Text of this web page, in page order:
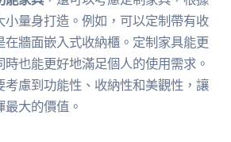
小量身打造。例如，可以定制帶有收
在牆面嵌入式收納櫃。定制家具能更
也能更好地滿足個人的使用需求。
考慮到功能性、收納性和美觀性，讓
大的價值。